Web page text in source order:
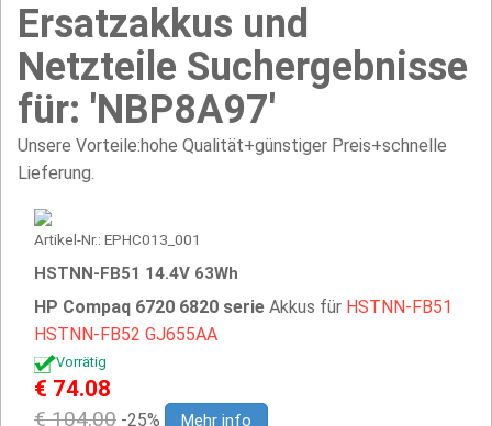
Ersatzakkus und
Netzteile Suchergebnisse
für: 'NBP8A97'
Unsere Vorteile:hohe Qualität+günstiger Preis+schnelle
Lieferung.
Artikel-Nr.: EPHC013_001
HSTNN-FB51 14.4V 63Wh
HP Compaq 6720 6820 serie Akkus für HSTNN-FB51
HSTNN-FB52 GJ655AA
Vorrätig
€ 74.08
€ 104.00 -25% Mehr info